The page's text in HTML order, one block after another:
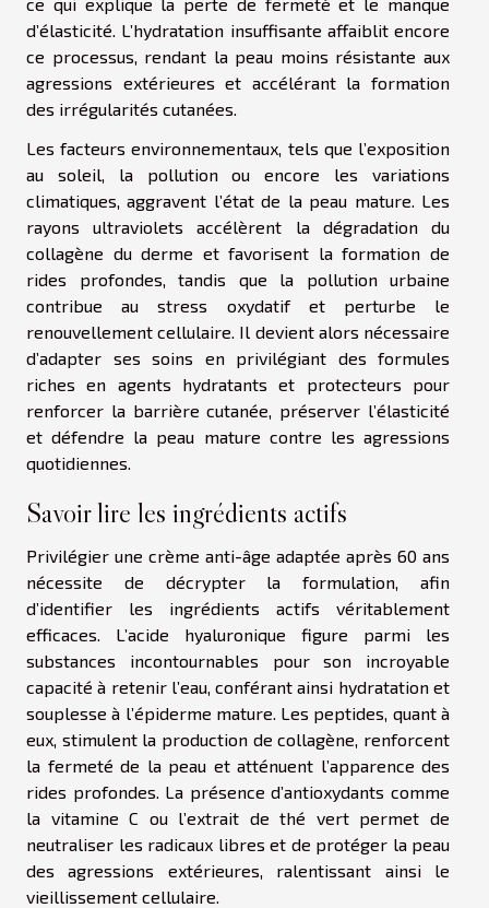
d’élasticité. L’hydratation insuffisante affaiblit encore
ce processus, rendant la peau moins résistante aux
agressions extérieures et accélérant la formation
des irrégularités cutanées.
Les facteurs environnementaux, tels que l’exposition
au soleil, la pollution ou encore les variations
climatiques, aggravent l’état de la peau mature. Les
rayons ultraviolets accélèrent la dégradation du
collagène du derme et favorisent la formation de
rides profondes, tandis que la pollution urbaine
contribue au stress oxydatif et perturbe le
renouvellement cellulaire. Il devient alors nécessaire
d’adapter ses soins en privilégiant des formules
riches en agents hydratants et protecteurs pour
renforcer la barrière cutanée, préserver l’élasticité
et défendre la peau mature contre les agressions
quotidiennes.
Savoir lire les ingrédients actifs
Privilégier une crème anti-âge adaptée après 60 ans
nécessite de décrypter la formulation, afin
d’identifier les ingrédients actifs véritablement
efficaces. L’acide hyaluronique figure parmi les
substances incontournables pour son incroyable
capacité à retenir l’eau, conférant ainsi hydratation et
souplesse à l’épiderme mature. Les peptides, quant à
eux, stimulent la production de collagène, renforcent
la fermeté de la peau et atténuent l’apparence des
rides profondes. La présence d’antioxydants comme
la vitamine C ou l’extrait de thé vert permet de
neutraliser les radicaux libres et de protéger la peau
des agressions extérieures, ralentissant ainsi le
vieillissement cellulaire.